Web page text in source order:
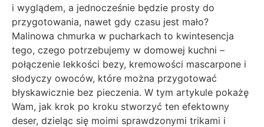
i wyglądem, a jednocześnie będzie prosty do
przygotowania, nawet gdy czasu jest mało?
Malinowa chmurka w pucharkach to kwintesencja
tego, czego potrzebujemy w domowej kuchni –
połączenie lekkości bezy, kremowości mascarpone i
słodyczy owoców, które można przygotować
błyskawicznie bez pieczenia. W tym artykule pokażę
Wam, jak krok po kroku stworzyć ten efektowny
deser, dzieląc się moimi sprawdzonymi trikami i